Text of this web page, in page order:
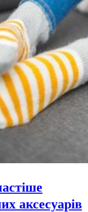
аксесуарів